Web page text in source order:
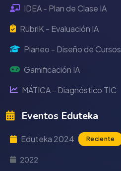
IDEA - Plan de Clase IA
RubriK - Evaluación IA
Planeo - Diseño de Cursos
Gamificación IA
MÁTICA - Diagnóstico TIC
Eventos Eduteka
Eduteka 2024 Reciente
2022